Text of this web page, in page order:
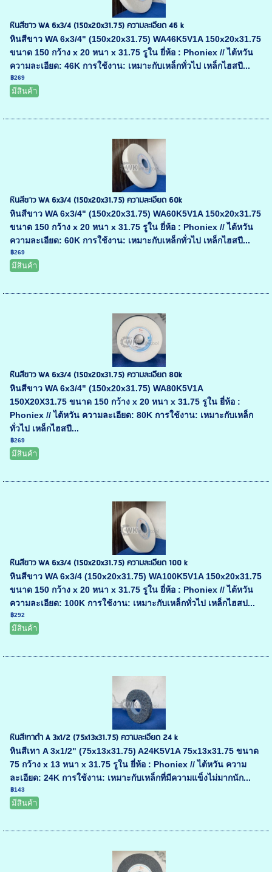
หินสีขาว WA 6x3/4 (150x20x31.75) ความละเอียด 46 k
หินสีขาว WA 6x3/4" (150x20x31.75) WA46K5V1A 150x20x31.75
ขนาด 150 กว้าง x 20 หนา x 31.75 รูใน ยี่ห้อ : Phoniex // ไต้หวัน
ความละเอียด: 46K การใช้งาน: เหมาะกับเหล็กทั่วไป เหล็กไฮสปี...
฿269
มีสินค้า
หินสีขาว WA 6x3/4 (150x20x31.75) ความละเอียด 60k
หินสีขาว WA 6x3/4" (150x20x31.75) WA60K5V1A 150x20x31.75
ขนาด 150 กว้าง x 20 หนา x 31.75 รูใน ยี่ห้อ : Phoniex // ไต้หวัน
ความละเอียด: 60K การใช้งาน: เหมาะกับเหล็กทั่วไป เหล็กไฮสปี...
฿269
มีสินค้า
หินสีขาว WA 6x3/4 (150x20x31.75) ความละเอียด 80k
หินสีขาว WA 6x3/4" (150x20x31.75) WA80K5V1A
150X20X31.75 ขนาด 150 กว้าง x 20 หนา x 31.75 รูใน ยี่ห้อ :
Phoniex // ไต้หวัน ความละเอียด: 80K การใช้งาน: เหมาะกับเหล็ก
ทั่วไป เหล็กไฮสปี...
฿269
มีสินค้า
หินสีขาว WA 6x3/4 (150x20x31.75) ความละเอียด 100 k
หินสีขาว WA 6x3/4 (150x20x31.75) WA100K5V1A 150x20x31.75
ขนาด 150 กว้าง x 20 หนา x 31.75 รูใน ยี่ห้อ : Phoniex // ไต้หวัน
ความละเอียด: 100K การใช้งาน: เหมาะกับเหล็กทั่วไป เหล็กไฮสป...
฿292
มีสินค้า
หินสีเทาดำ A 3x1/2 (75x13x31.75) ความละเอียด 24 k
หินสีเทา A 3x1/2" (75x13x31.75) A24K5V1A 75x13x31.75 ขนาด
75 กว้าง x 13 หนา x 31.75 รูใน ยี่ห้อ : Phoniex // ไต้หวัน ความ
ละเอียด: 24K การใช้งาน: เหมาะกับเหล็กที่มีความแข็งไม่มากนัก...
฿143
มีสินค้า